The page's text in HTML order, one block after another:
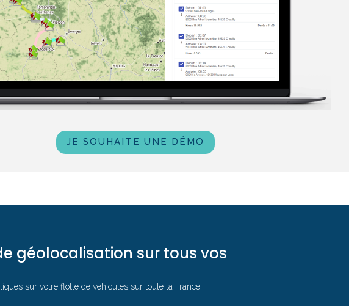
JE SOUHAITE UNE DÉMO
géolocalisation sur tous vos
sur votre flotte de véhicules sur toute la France.